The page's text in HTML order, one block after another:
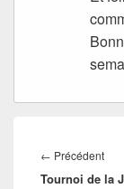
de
l’article
← Précédent
Tournoi de la